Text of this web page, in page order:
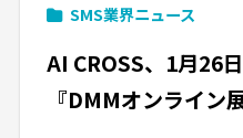
SMS業界ニュース
AI CROSS、1月26
『DMMオンライン